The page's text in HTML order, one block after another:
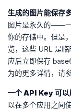
生成的图片能保存
图片是永久的——
你的存储中。但是
览，这些 URL 是
应后立即保存
为的更多详情，请
一个 API Key 可以
以在多个应用之间